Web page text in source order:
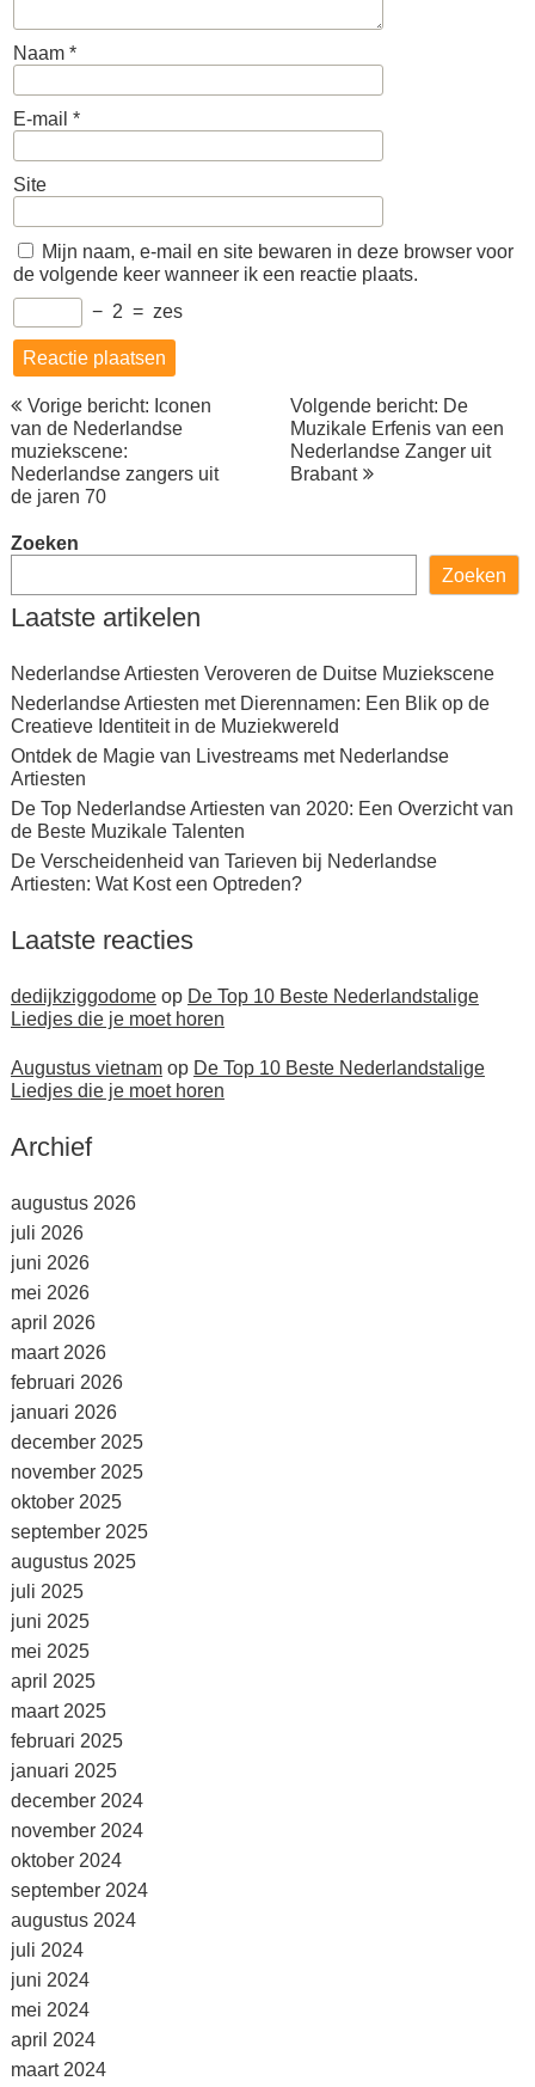
Naam *
E-mail *
Site
Mijn naam, e-mail en site bewaren in deze browser voor
de volgende keer wanneer ik een reactie plaats.
− 2 = zes
Berichtnavigatie
Vorige bericht: Iconen
van de Nederlandse
muziekscene:
Nederlandse zangers uit
de jaren 70
Volgende bericht: De
Muzikale Erfenis van een
Nederlandse Zanger uit
Brabant
Zoeken
Zoeken
Laatste artikelen
Nederlandse Artiesten Veroveren de Duitse Muziekscene
Nederlandse Artiesten met Dierennamen: Een Blik op de
Creatieve Identiteit in de Muziekwereld
Ontdek de Magie van Livestreams met Nederlandse
Artiesten
De Top Nederlandse Artiesten van 2020: Een Overzicht van
de Beste Muzikale Talenten
De Verscheidenheid van Tarieven bij Nederlandse
Artiesten: Wat Kost een Optreden?
Laatste reacties
dedijkziggodomeop De Top 10 Beste Nederlandstalige
Liedjes die je moet horen
Augustus vietnamop De Top 10 Beste Nederlandstalige
Liedjes die je moet horen
Archief
augustus 2026
juli 2026
juni 2026
mei 2026
april 2026
maart 2026
februari 2026
januari 2026
december 2025
november 2025
oktober 2025
september 2025
augustus 2025
juli 2025
juni 2025
mei 2025
april 2025
maart 2025
februari 2025
januari 2025
december 2024
november 2024
oktober 2024
september 2024
augustus 2024
juli 2024
juni 2024
mei 2024
april 2024
maart 2024